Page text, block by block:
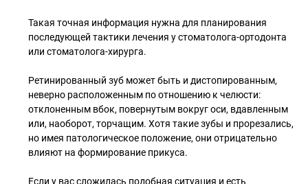
Такая точная информация нужна для планирования
последующей тактики лечения у стоматолога-ортодонта
или стоматолога-хирурга.
Ретинированный зуб может быть и дистопированным,
неверно расположенным по отношению к челюсти:
отклоненным вбок, повернутым вокруг оси, вдавленным
или, наоборот, торчащим. Хотя такие зубы и прорезались,
но имея патологическое положение, они отрицательно
влияют на формирование прикуса.
Если у вас сложилась подобная ситуация и есть